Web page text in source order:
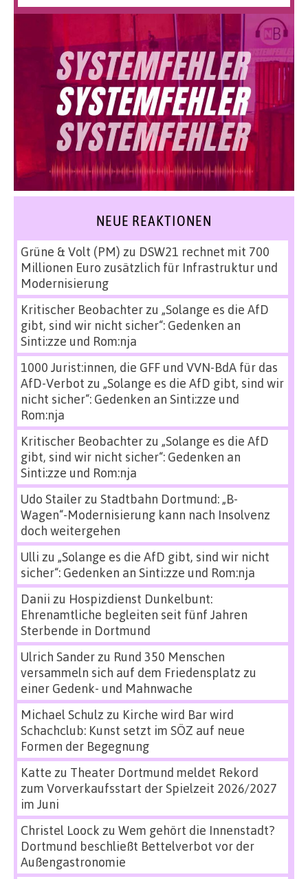
NEUE REAKTIONEN
Grüne & Volt (PM) zu DSW21 rechnet mit 700
Millionen Euro zusätzlich für Infrastruktur und
Modernisierung
Kritischer Beobachterzu „Solange es die AfD
gibt, sind wir nicht sicher“: Gedenken an
Sinti:zze und Rom:nja
1000 Jurist:innen, die GFF und VVN-BdA für das
AfD-Verbot zu „Solange es die AfD gibt, sind wir
nicht sicher“: Gedenken an Sinti:zze und
Rom:nja
Kritischer Beobachterzu „Solange es die AfD
gibt, sind wir nicht sicher“: Gedenken an
Sinti:zze und Rom:nja
Udo Stailerzu Stadtbahn Dortmund: „B-
Wagen“-Modernisierung kann nach Insolvenz
doch weitergehen
Ulli zu „Solange es die AfD gibt, sind wir nicht
sicher“: Gedenken an Sinti:zze und Rom:nja
Danii zu Hospizdienst Dunkelbunt:
Ehrenamtliche begleiten seit fünf Jahren
Sterbende in Dortmund
Ulrich Sanderzu Rund 350 Menschen
versammeln sich auf dem Friedensplatz zu
einer Gedenk- und Mahnwache
Michael Schulz zu Kirche wird Bar wird
Schachclub: Kunst setzt im SÖZ auf neue
Formen der Begegnung
Katte zu Theater Dortmund meldet Rekord
zum Vorverkaufsstart der Spielzeit 2026/2027
im Juni
Christel Loock zu Wem gehört die Innenstadt?
Dortmund beschließt Bettelverbot vor der
Außengastronomie